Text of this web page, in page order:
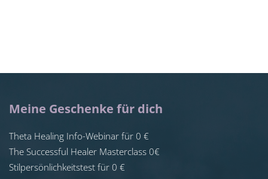
Meine Geschenke für dich
Theta Healing Info-Webinar für 0 €
The Successful Healer Masterclass 0€
Stilpersönlichkeitstest für 0 €